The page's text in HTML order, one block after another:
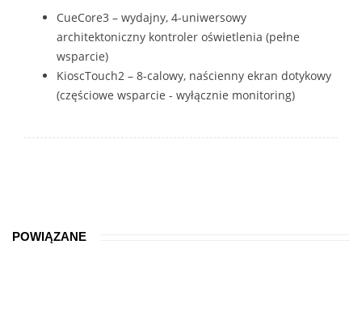
CueCore3 – wydajny, 4-uniwersowy
architektoniczny kontroler oświetlenia (pełne
wsparcie)
KioscTouch2 – 8-calowy, naścienny ekran dotykowy
(częściowe wsparcie - wyłącznie monitoring)
POWIĄZANE